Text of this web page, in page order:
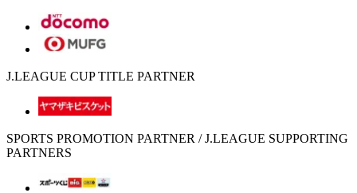
J.LEAGUE CUP TITLE PARTNER
SPORTS PROMOTION PARTNER / J.LEAGUE SUPPORTING
PARTNERS